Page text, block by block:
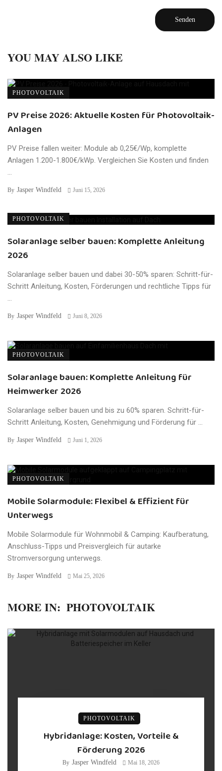
YOU MAY ALSO LIKE
PHOTOVOLTAIK
PV Preise 2026: Aktuelle Kosten für Photovoltaik-
Anlagen
PV Preise fallen weiter: Module ab 0,25€/Wp, komplette
Anlagen 1.200-1.800€/kWp. Vergleichen Sie Kosten und finden
...
By Jasper Windfeld Juni 15, 2026
PHOTOVOLTAIK
Solaranlage selber bauen: Komplette Anleitung
2026
Solaranlage selber bauen und dabei 30-50% sparen: Schritt-für-
Schritt Anleitung, Kosten, Förderungen und rechtliche Tipps für
...
By Jasper Windfeld Juni 8, 2026
PHOTOVOLTAIK
Solaranlage bauen: Komplette Anleitung für
Heimwerker 2026
Solaranlage selber bauen und bis zu 60% sparen. Schritt-für-
Schritt Anleitung, Kosten, Genehmigung und Förderung für ...
By Jasper Windfeld Juni 1, 2026
PHOTOVOLTAIK
Mobile Solarmodule: Flexibel & Effizient für
Unterwegs
Mobile Solarmodule für Wohnmobil & Camping: Kaufberatung,
Anschluss-Tipps und Preisvergleich für autarke
Stromversorgung unterwegs.
By Jasper Windfeld Mai 25, 2026
MORE IN: PHOTOVOLTAIK
PHOTOVOLTAIK
Hybridanlage: Kosten, Vorteile &
Förderung 2026
By Jasper Windfeld Mai 18, 2026